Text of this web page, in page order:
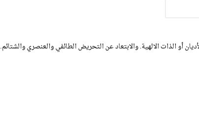
أو الذات الالهية. والابتعاد عن التحريض الطائفي والعنصري والشتائم.